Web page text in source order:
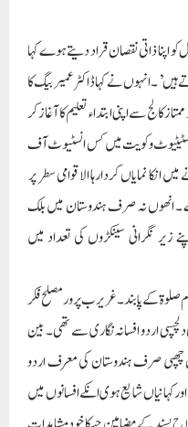
کو اپنا ذاتی نقصان قراد دیتے ہوے کہا
۔ انہوں نے کہا ڈاکٹر عمیر بیگ کا
کالج سے اپنی ابتداء تعلیم کا آغاز کر
و کو یت میں کس انسٹیوٹ آف
نمایاں کردار ہا الاقوامی سطر پر
۔ انھوں نہ صرف ہندوستان میں بلک
نگرانی سینکڑوں کی تعداد میں
صلوۃ کے پابند ۔غریرب پرور مصلح فکر
اردو افسانہ نگاری سے تھی۔ بین
چھپی صرف ہندوستان کی معرف اردو
افسانے اور کہانیاں شایع ہوی انکے افسانوں میں